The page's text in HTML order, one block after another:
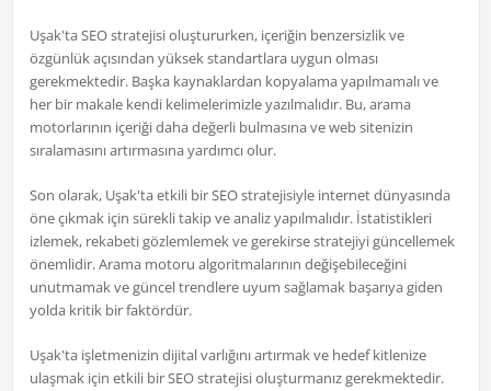
Uşak'ta SEO stratejisi oluştururken, içeriğin benzersizlik ve
özgünlük açısından yüksek standartlara uygun olması
gerekmektedir. Başka kaynaklardan kopyalama yapılmamalı ve
her bir makale kendi kelimelerimizle yazılmalıdır. Bu, arama
motorlarının içeriği daha değerli bulmasına ve web sitenizin
sıralamasını artırmasına yardımcı olur.
Son olarak, Uşak'ta etkili bir SEO stratejisiyle internet dünyasında
öne çıkmak için sürekli takip ve analiz yapılmalıdır. İstatistikleri
izlemek, rekabeti gözlemlemek ve gerekirse stratejiyi güncellemek
önemlidir. Arama motoru algoritmalarının değişebileceğini
unutmamak ve güncel trendlere uyum sağlamak başarıya giden
yolda kritik bir faktördür.
Uşak'ta işletmenizin dijital varlığını artırmak ve hedef kitlenize
ulaşmak için etkili bir SEO stratejisi oluşturmanız gerekmektedir.